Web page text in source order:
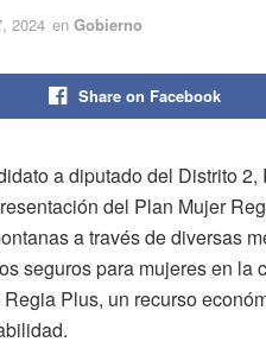
2024 en Gobierno
Share on Facebook
a diputado del Distrito
del Plan Mujer
a través de diversas
seguros para mujeres en la
Regia Plus, un recurso